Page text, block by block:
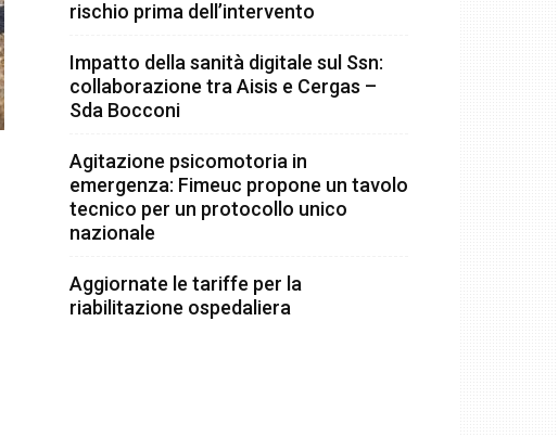
rischio prima dell’intervento
Impatto della sanità digitale sul Ssn:
collaborazione tra Aisis e Cergas –
Sda Bocconi
Agitazione psicomotoria in
emergenza: Fimeuc propone un tavolo
tecnico per un protocollo unico
nazionale
Aggiornate le tariffe per la
riabilitazione ospedaliera